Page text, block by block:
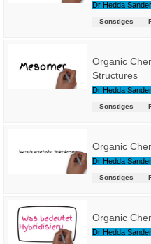
Dr Hedda Sander
Sonstiges
Organic
Structures
Dr Hedda Sander
Sonstiges
Organic
Dr Hedda Sander
Sonstiges
Organic
Dr Hedda Sander